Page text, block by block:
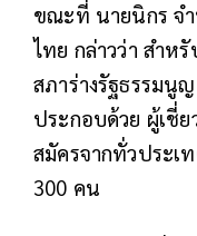
ขณะที่ นายนิกร จ
ไทย กล่าวว่า สำห
สภาร่างรัฐธรรมนู
ประกอบด้วย ผู้เชี่
สมัครจากทั่วประเ
300 คน